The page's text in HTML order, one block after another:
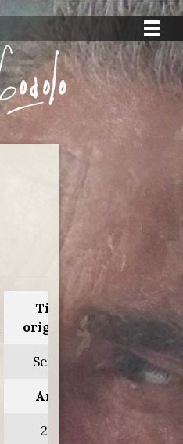
Titolo
originale:
Serena
Anno:
2014